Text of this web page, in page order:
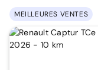
MEILLEURES VENTES